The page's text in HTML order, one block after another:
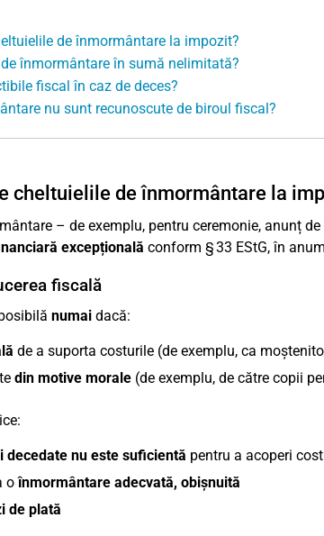
de înmormântare la impozit?
înmormântare în sumă nelimitată?
fiscal în caz de deces?
nu sunt recunoscute de biroul fiscal?
cheltuielile de înmormântare la
– de exemplu, pentru ceremonie, anunț
excepțională conform § 33 EStG, în
fiscală
numaidacă:
de a suporta costurile (de exemplu, ca
din motive morale(de exemplu, de către copii
decedate nu este suficientă pentru a acoperi
oînmormântare adecvată, obișnuită
de plată